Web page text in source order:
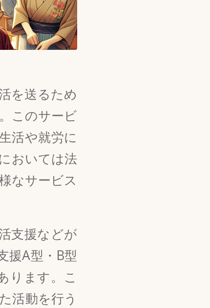
を送るため
このサービ
活や就労に
おいては法
なサービス
支援などが
援A型・B型
ります。こ
活動を行う